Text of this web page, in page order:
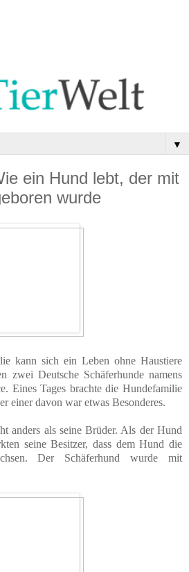
▼
ein Hund lebt, der mit
wurde
kann sich ein Leben ohne Haustiere
zwei Deutsche Schäferhunde namens
Eines Tages brachte die Hundefamilie
einer davon war etwas Besonderes.
anders als seine Brüder. Als der Hund
seine Besitzer, dass dem Hund die
Der Schäferhund wurde mit